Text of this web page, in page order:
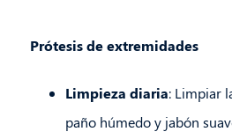
Prótesis de extremidades
Limpieza diaria: Limpiar
paño húmedo y jabón